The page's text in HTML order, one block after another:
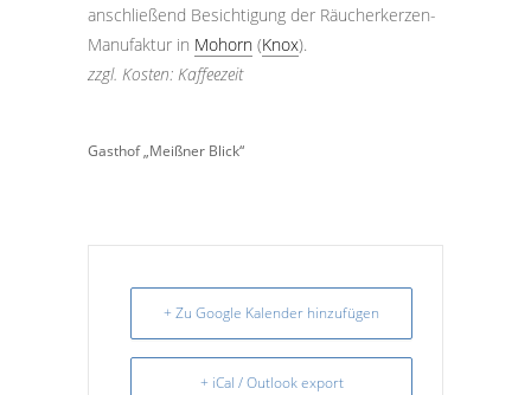
anschließend Besichtigung der Räucherkerzen-
Manufaktur in Mohorn (Knox).
zzgl. Kosten: Kaffeezeit
Gasthof „Meißner Blick“
+ Zu Google Kalender hinzufügen
+ iCal / Outlook export